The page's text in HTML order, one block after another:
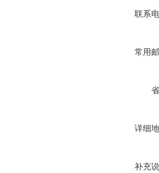
联系
常用
详细
补充